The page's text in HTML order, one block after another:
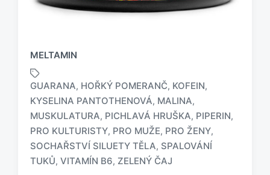
MELTAMIN
z
n
a
GUARANA, HOŘKÝ POMERANČ, KOFEIN,
KYSELINA PANTOTHENOVÁ, MALINA,
MUSKULATURA, PICHLAVÁ HRUŠKA, PIPERIN,
PRO KULTURISTY, PRO MUŽE, PRO ŽENY,
SOCHAŘSTVÍ SILUETY TĚLA, SPALOVÁNÍ
TUKŮ, VITAMÍN B6, ZELENÝ ČAJ